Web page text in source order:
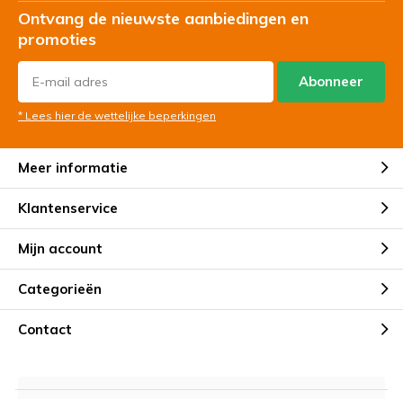
Ontvang de nieuwste aanbiedingen en
promoties
Abonneer
* Lees hier de wettelijke beperkingen
Meer informatie
Klantenservice
Mijn account
Categorieën
Contact